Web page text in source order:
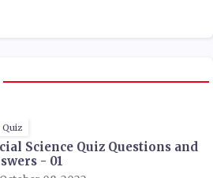
Quiz
Science Quiz Questions and
- 01